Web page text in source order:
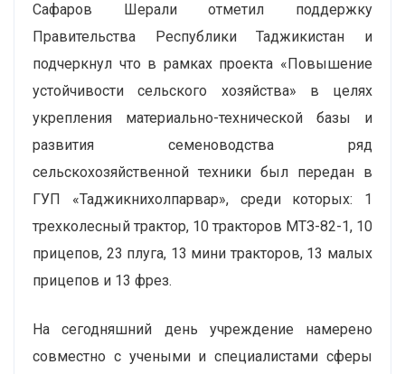
Сафаров Шерали отметил поддержку
Правительства Республики Таджикистан и
подчеркнул что в рамках проекта «Повышение
устойчивости сельского хозяйства» в целях
укрепления материально-технической базы и
развития семеноводства ряд
сельскохозяйственной техники был передан в
ГУП «Таджикнихолпарвар», среди которых: 1
трехколесный трактор, 10 тракторов МТЗ-82-1, 10
прицепов, 23 плуга, 13 мини тракторов, 13 малых
прицепов и 13 фрез.
На сегодняшний день учреждение намерено
совместно с учеными и специалистами сферы